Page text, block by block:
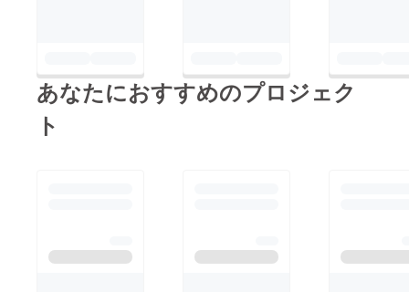
あなたにおすすめのプロジェク
ト